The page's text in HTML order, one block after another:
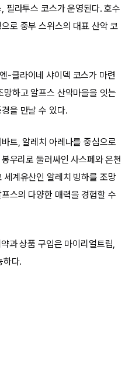
필라투스 코스가 운영된다. 호수
로 중부 스위스의 대표 산악 코
-클라이네 샤이덱 코스가 마련
하고 알프스 산악마을을 잇는
을 만날 수 있다.
트, 알레치 아레나를 중심으로
우리로 둘러싸인 사스페와 온천
계유산인 알레치 빙하를 조망
스의 다양한 매력을 경험할 수
과 상품 구입은 마이리얼트립,
하다.